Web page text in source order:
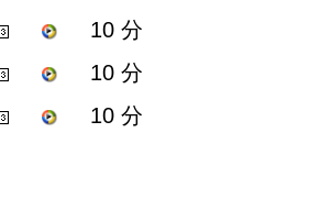
10 分
10 分
10 分